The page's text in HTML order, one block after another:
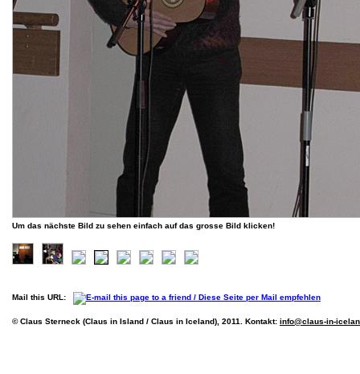
Um das nächste Bild zu sehen einfach auf das grosse Bild klicken!
Mail this URL:
© Claus Sterneck (Claus in Island / Claus in Iceland), 2011. Kontakt: info@claus-in-